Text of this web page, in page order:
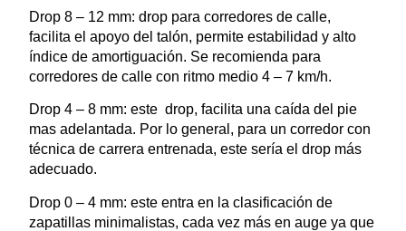
Drop 8 – 12 mm: drop para corredores de calle,
facilita el apoyo del talón, permite estabilidad y alto
índice de amortiguación. Se recomienda para
corredores de calle con ritmo medio 4 – 7 km/h.
Drop 4 – 8 mm: este drop, facilita una caída del pie
mas adelantada. Por lo general, para un corredor con
técnica de carrera entrenada, este sería el drop más
adecuado.
Drop 0 – 4 mm: este entra en la clasificación de
zapatillas minimalistas, cada vez más en auge ya que